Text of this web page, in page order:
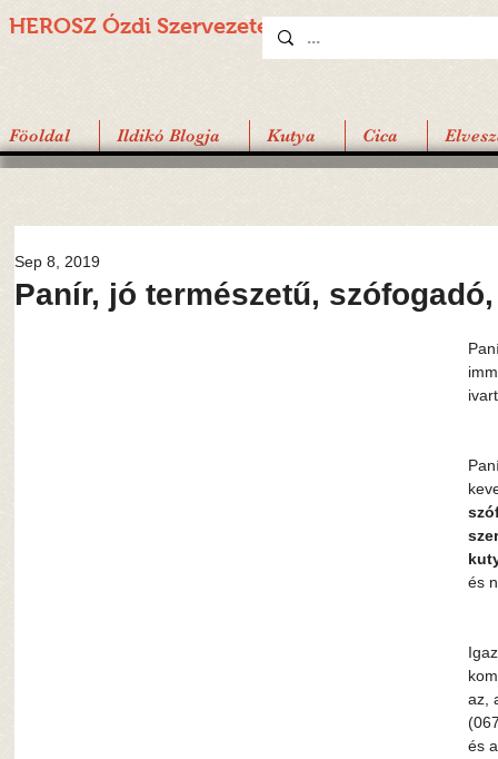
HEROSZ Ózdi Szervezete
Föoldal Ildikó Blogja Kutya Cica
Panír, jó természetű,
Sep 8, 2019
és
az,
és